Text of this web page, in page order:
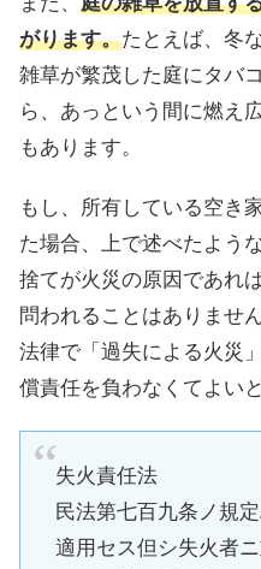
がります。たとえば、冬
雑草が繁茂した庭にタバ
ら、あっという間に燃え
もあります。
もし、所有している空き
た場合、上で述べたよう
捨てが火災の原因であれ
問われることはありませ
法律で「過失による火災
償責任を負わなくてよい
失火責任法
民法第七百九条ノ規
適用セス但シ失火者